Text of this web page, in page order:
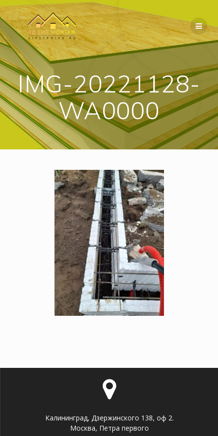
Перейти
к
содержимому
IMG-20221128-
WA0000
Калининград, Дзержинского 138, оф 2.
Москва, Петра первого